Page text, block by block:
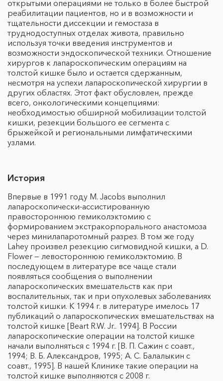
открытыми операциями не только в более быстрой
реабилитации пациентов, но и в возможности и
тщательности диссекции и гемостаза в
труднодоступных отделах живота, правильно
используя точки введения инструментов и
возможности эндоскопической техники. Отношение
хирургов к лапароскопическим операциям на
толстой кишке было и остается сдержанным,
несмотря на успехи лапароскопической хирургии в
других областях. Этот факт обусловлен, прежде
всего, онкологическими концепциями:
необходимостью обширной мобилизации толстой
кишки, резекции большого ее сегмента с
брыжейкой и региональными лимфатическими
узлами.
История
Впервые в 1991 году М. Jacobs выполнил
лапароскопически-ассистированную
правостороннюю гемиколэктомию с
формированием экстракорпорального анастомоза
через минилапаротомный разрез. В том же году
Lahey произвел резекцию сигмовидной кишки, a D.
Flower — левостороннюю гемиколэктомию. В
последующем в литературе все чаще стали
появляться сообщения о выполнении
лапароскопических вмешательств как при
воспалительных, так и при опухолевых заболеваниях
толстой кишки. К 1994 г. в литературе имелось 17
публикаций о лапароскопических вмешательствах на
толстой кишке [Beart R.W. Jr.. 1994]. В России
лапароскопические операции на толстой кишке
начали выполняться с 1994 г. [В. П. Сажин с соавт.,
1994; В. Б. Александров, 1995; А. С. Балалыкин с
соавт., 1995]. В нашей Клинике такие операции на
толстой кишке выполняются с 2008 г.